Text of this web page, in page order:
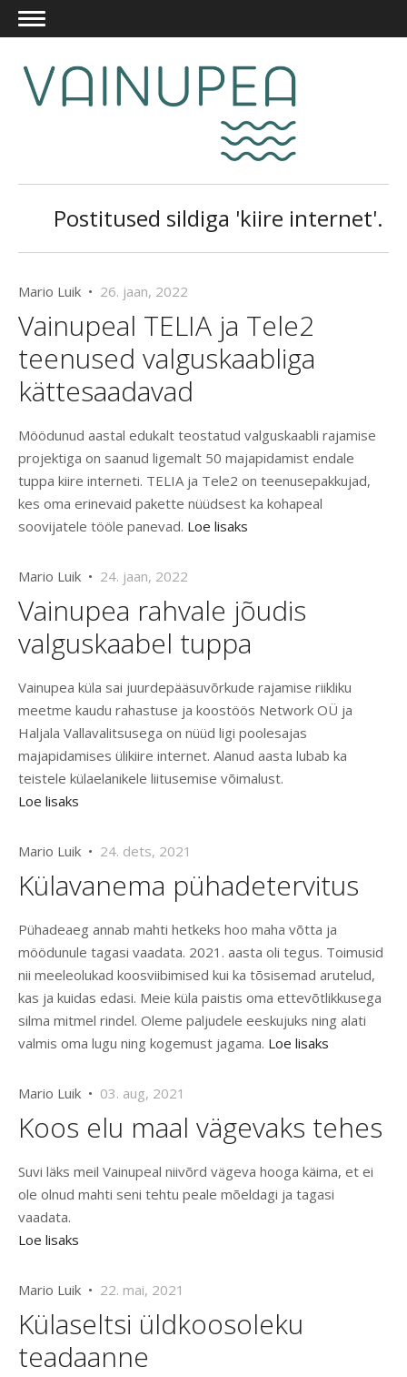
Postitused sildiga 'kiire internet'.
Mario Luik • 26. jaan, 2022
Vainupeal TELIA ja Tele2
teenused valguskaabliga
kättesaadavad
Möödunud aastal edukalt teostatud valguskaabli rajamise
projektiga on saanud ligemalt 50 majapidamist endale
tuppa kiire interneti. TELIA ja Tele2 on teenusepakkujad,
kes oma erinevaid pakette nüüdsest ka kohapeal
soovijatele tööle panevad. Loe lisaks
Mario Luik • 24. jaan, 2022
Vainupea rahvale jõudis
valguskaabel tuppa
Vainupea küla sai juurdepääsuvõrkude rajamise riikliku
meetme kaudu rahastuse ja koostöös Network OÜ ja
Haljala Vallavalitsusega on nüüd ligi poolesajas
majapidamises ülikiire internet. Alanud aasta lubab ka
teistele külaelanikele liitusemise võimalust.
Loe lisaks
Mario Luik • 24. dets, 2021
Külavanema pühadetervitus
Pühadeaeg annab mahti hetkeks hoo maha võtta ja
möödunule tagasi vaadata. 2021. aasta oli tegus. Toimusid
nii meeleolukad koosviibimised kui ka tõsisemad arutelud,
kas ja kuidas edasi. Meie küla paistis oma ettevõtlikkusega
silma mitmel rindel. Oleme paljudele eeskujuks ning alati
valmis oma lugu ning kogemust jagama. Loe lisaks
Mario Luik • 03. aug, 2021
Koos elu maal vägevaks tehes
Suvi läks meil Vainupeal niivõrd vägeva hooga käima, et ei
ole olnud mahti seni tehtu peale mõeldagi ja tagasi
vaadata.
Loe lisaks
Mario Luik • 22. mai, 2021
Külaseltsi üldkoosoleku
teadaanne